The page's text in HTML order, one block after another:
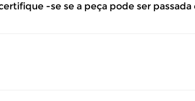
revisar aspolíticas de devolução.
-se se a peça pode ser